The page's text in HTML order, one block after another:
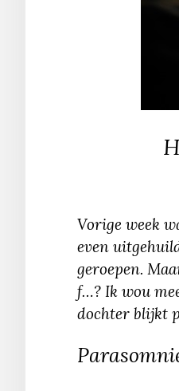
Vorige week
even
geroepen.
f…? Ik wou
dochter blijkt